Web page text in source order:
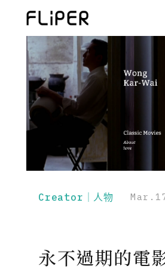
Creator｜人物
永不過期的電